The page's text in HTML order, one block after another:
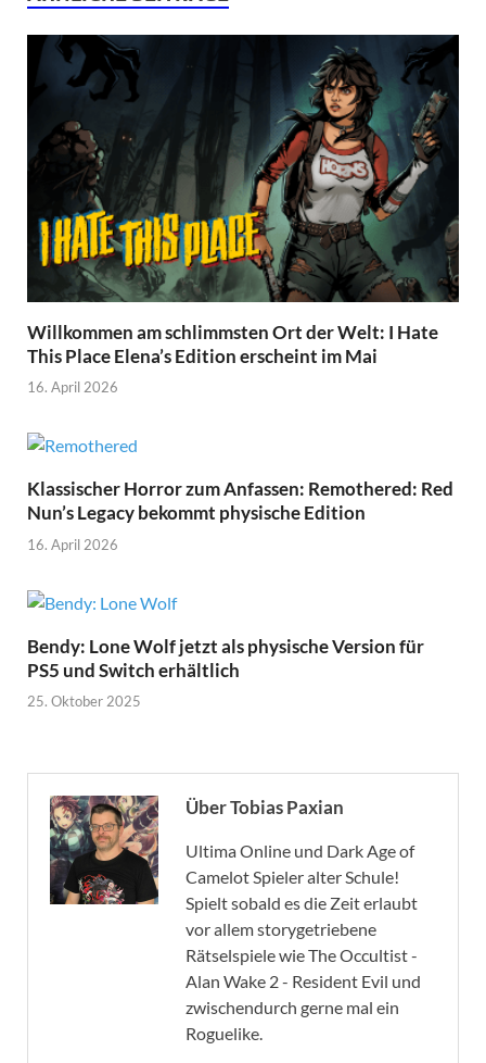
Willkommen am schlimmsten Ort der Welt: I Hate
This Place Elena’s Edition erscheint im Mai
16. April 2026
Klassischer Horror zum Anfassen: Remothered: Red
Nun’s Legacy bekommt physische Edition
16. April 2026
Bendy: Lone Wolf jetzt als physische Version für
PS5 und Switch erhältlich
25. Oktober 2025
Über Tobias Paxian
Ultima Online und Dark Age of
Camelot Spieler alter Schule!
Spielt sobald es die Zeit erlaubt
vor allem storygetriebene
Rätselspiele wie The Occultist -
Alan Wake 2 - Resident Evil und
zwischendurch gerne mal ein
Roguelike.